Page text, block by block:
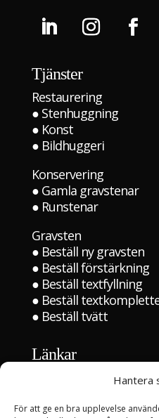
Hantera
För att ge en bra upplevelse
Tjänster
Restaurering
● Stenhuggning
● Konst
● Bildhuggeri
Konservering
● Gamla gravstenar
● Runstenar
Gravsten
● Beställ ny gravsten
● Beställ förstärkning
● Beställ textfyllning
● Beställ
● Beställ tvätt
Länkar